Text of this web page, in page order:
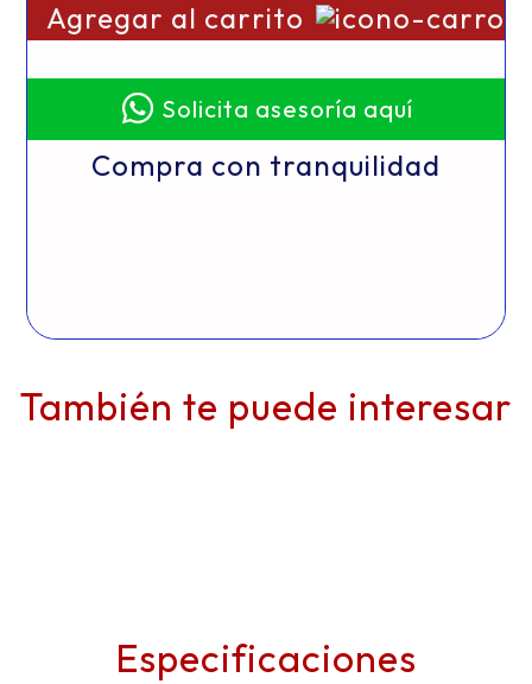
Agregar al carrito
Solicita asesoría aquí
Compra con tranquilidad
También te puede interesar
Especificaciones